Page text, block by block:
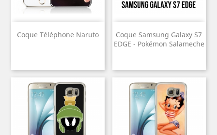
Coque Téléphone Naruto
Coque Samsung Galaxy S7
EDGE - Pokémon Salameche